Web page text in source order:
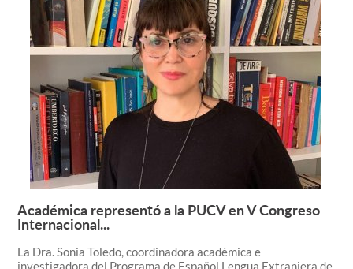
Leer más +
Académica representó a la PUCV en V Congreso
Internacional...
La Dra. Sonia Toledo, coordinadora académica e
investigadora del Programa de Español Lengua Extranjera de